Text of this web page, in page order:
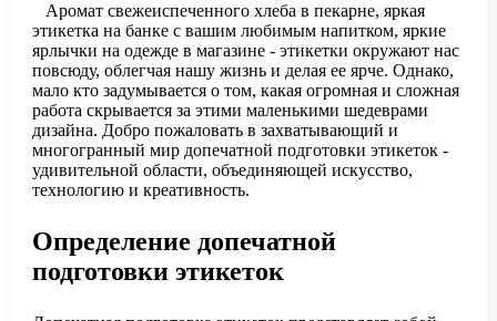
Аромат свежеиспеченного хлеба в пекарне, яркая
этикетка на банке с вашим любимым напитком, яркие
ярлычки на одежде в магазине - этикетки окружают нас
повсюду, облегчая нашу жизнь и делая ее ярче. Однако,
мало кто задумывается о том, какая огромная и сложная
работа скрывается за этими маленькими шедеврами
дизайна. Добро пожаловать в захватывающий и
многогранный мир допечатной подготовки этикеток -
удивительной области, объединяющей искусство,
технологию и креативность.
Определение допечатной
подготовки этикеток